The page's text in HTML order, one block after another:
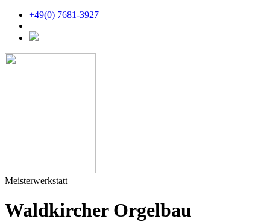
+49(0) 7681-3927
Meisterwerkstatt
Waldkircher Orgelbau